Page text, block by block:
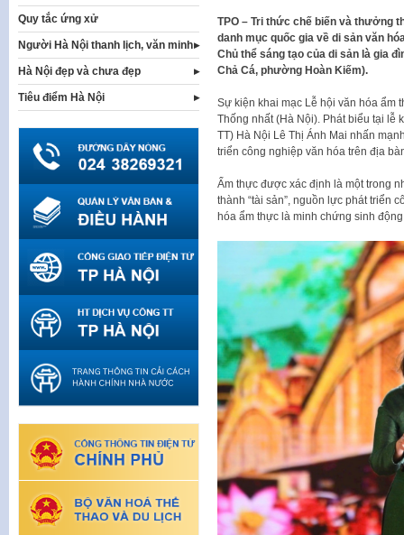
TPO – Tri thức chế biến và thưởng
danh mục quốc gia về di sản văn
Chủ thể sáng tạo của di sản là gia
Chả Cá, phường Hoàn Kiếm).
Sự kiện khai mạc Lễ hội văn hóa ẩm
Thống nhất (Hà Nội). Phát biểu tại lễ
TT) Hà Nội Lê Thị Ánh Mai nhấn
triển công nghiệp văn hóa trên địa
Ẩm thực được xác định là một trong
thành “tài sản”, nguồn lực phát triển
hóa ẩm thực là minh chứng sinh
Quy tắc ứng xử
Người Hà Nội thanh lịch, văn minh
Hà Nội đẹp và chưa đẹp
Tiêu điểm Hà Nội